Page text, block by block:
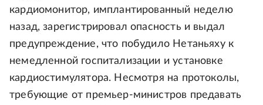
кардиомонитор, имплантированный неделю
назад, зарегистрировал опасность и выдал
предупреждение, что побудило Нетаньяху к
немедленной госпитализации и установке
кардиостимулятора. Несмотря на протоколы,
требующие от премьер-министров предавать